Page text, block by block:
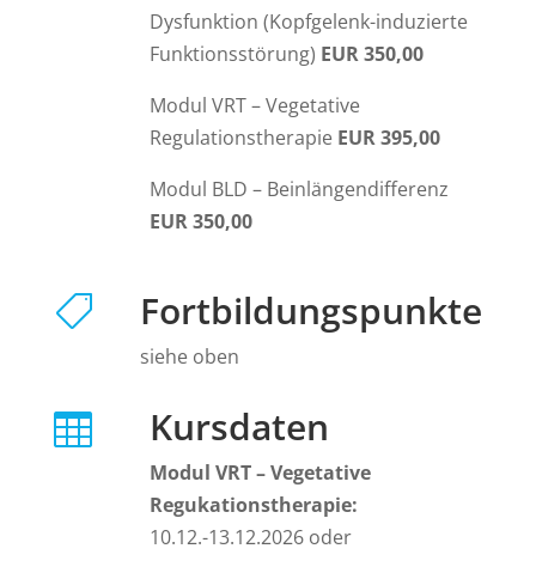
Dysfunktion (Kopfgelenk-induzierte
Funktionsstörung) EUR 350,00
Modul VRT – Vegetative
Regulationstherapie EUR 395,00
Modul BLD – Beinlängendifferenz
EUR 350,00
 Fortbildungspunkte
siehe oben
 Kursdaten
Modul VRT – Vegetative
Regukationstherapie:
10.12.-13.12.2026 oder